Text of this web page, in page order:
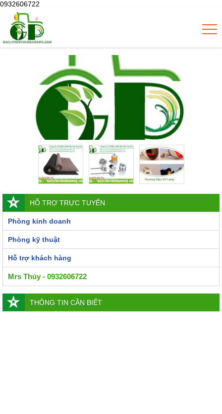
0932606722
HỖ TRỢ TRỰC TUYẾN
Phòng kinh doanh
Phòng kỹ thuật
Hỗ trợ khách hàng
Mrs Thủy - 0932606722
THÔNG TIN CẦN BIẾT